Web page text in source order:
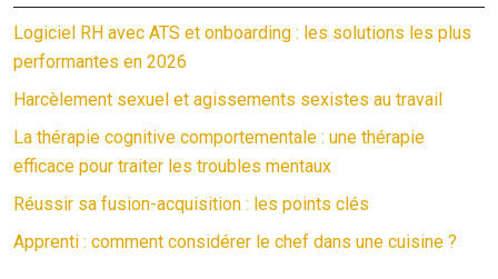
Logiciel RH avec ATS et onboarding : les solutions les plus
performantes en 2026
Harcèlement sexuel et agissements sexistes au travail
La thérapie cognitive comportementale : une thérapie
efficace pour traiter les troubles mentaux
Réussir sa fusion-acquisition : les points clés
Apprenti : comment considérer le chef dans une cuisine ?